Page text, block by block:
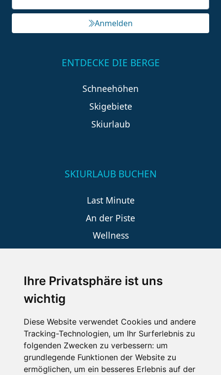
Ihre Privatsphäre ist uns
wichtig
Diese Website verwendet Cookies und andere
Tracking-Technologien, um Ihr Surferlebnis zu
folgenden Zwecken zu verbessern: um
grundlegende Funktionen der Website zu
ermöglichen, um ein besseres Erlebnis auf der
Anmelden
ENTDECKE DIE BERGE
Schneehöhen
Skigebiete
Skiurlaub
SKIURLAUB BUCHEN
Last Minute
An der Piste
Wellness
SCHNEEHÖHEN SKI APP
Die Schneehoehen Ski APP für iOS und Android - Ein
Muss für alle Wintersportler und Schneefreaks!